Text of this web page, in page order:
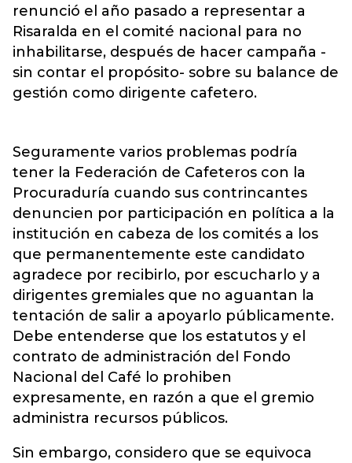
renunció el año pasado a representar a
Risaralda en el comité nacional para no
inhabilitarse, después de hacer campaña -
sin contar el propósito- sobre su balance de
gestión como dirigente cafetero.
Seguramente varios problemas podría
tener la Federación de Cafeteros con la
Procuraduría cuando sus contrincantes
denuncien por participación en política a la
institución en cabeza de los comités a los
que permanentemente este candidato
agradece por recibirlo, por escucharlo y a
dirigentes gremiales que no aguantan la
tentación de salir a apoyarlo públicamente.
Debe entenderse que los estatutos y el
contrato de administración del Fondo
Nacional del Café lo prohiben
expresamente, en razón a que el gremio
administra recursos públicos.
Sin embargo, considero que se equivoca